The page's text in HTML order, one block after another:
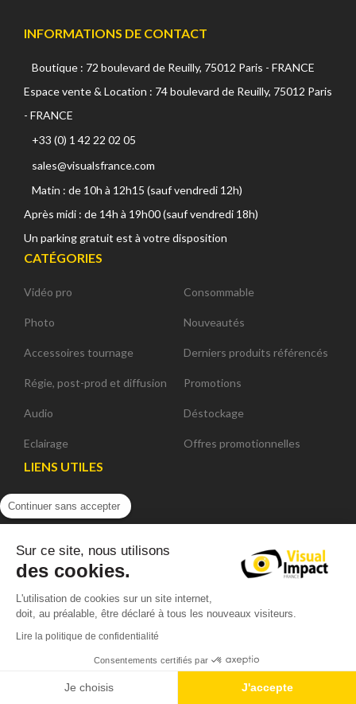
INFORMATIONS DE CONTACT
Boutique : 72 boulevard de Reuilly, 75012 Paris - FRANCE
Espace vente & Location : 74 boulevard de Reuilly, 75012 Paris
- FRANCE
+33 (0) 1 42 22 02 05
sales@visualsfrance.com
Matin : de 10h à 12h15 (sauf vendredi 12h)
Après midi : de 14h à 19h00 (sauf vendredi 18h)
Un parking gratuit est à votre disposition
CATÉGORIES
Vidéo pro
Photo
Accessoires tournage
Régie, post-prod et diffusion
Audio
Eclairage
Consommable
Nouveautés
Derniers produits référencés
Promotions
Déstockage
Offres promotionnelles
LIENS UTILES
Accueil
Service Après-Vente
Conditions générales de ventes
Plan du site
Location
Continuer sans accepter
Sur ce site, nous utilisons
des cookies.
L'utilisation de cookies sur un site internet,
doit, au préalable, être déclaré à tous les nouveaux visiteurs.
Lire la politique de confidentialité
Consentements certifiés par
Je choisis J'accepte